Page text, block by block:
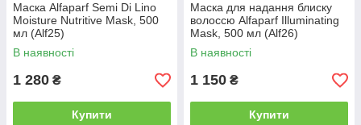
Маска Alfaparf Semi Di Lino
Moisture Nutritive Mask, 500
мл (Alf25)
В наявності
1 280 ₴
Купити
Маска для надання блиску
волоссю Alfaparf Illuminating
Mask, 500 мл (Alf26)
В наявності
1 150 ₴
Купити